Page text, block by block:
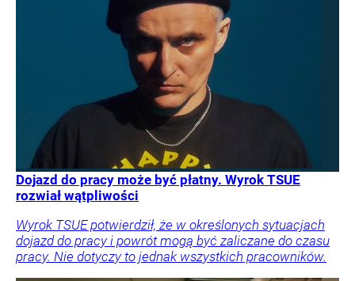
Dojazd do pracy może być płatny. Wyrok TSUE
rozwiał wątpliwości
Wyrok TSUE potwierdził, że w określonych sytuacjach
dojazd do pracy i powrót mogą być zaliczane do czasu
pracy. Nie dotyczy to jednak wszystkich pracowników.